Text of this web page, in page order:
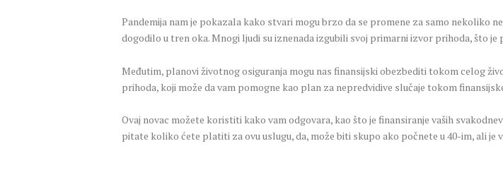
Pandemija nam je pokazala kako stvari mogu brzo da se promene za samo nekoliko
dogodilo u tren oka. Mnogi ljudi su iznenada izgubili svoj primarni izvor prihoda, što
Međutim, planovi životnog osiguranja mogu nas finansijski obezbediti tokom celog
prihoda, koji može da vam pomogne kao plan za nepredvidive slučaje tokom
Ovaj novac možete koristiti kako vam odgovara, kao što je finansiranje vaših
pitate koliko ćete platiti za ovu uslugu, da, može biti skupo ako počnete u 40-im, ali